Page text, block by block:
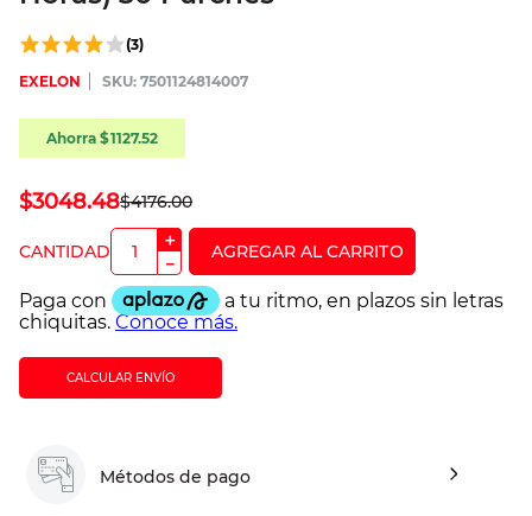
(3)
EXELON :7501124814007
Ahorra$1127.52
$4176.00
$3048.48
＋
－
CALCULAR ENVÍO
Métodos de pago